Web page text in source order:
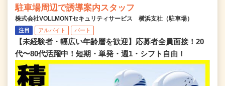
駐車場周辺で誘導案内スタッフ
株式会社VOLLMONTセキュリティサービス 横浜支社（駐車場）
注目 アルバイト パート
【未経験者・幅広い年齢層を歓迎】応募者全員面接！20
代〜80代活躍中！短期・単発・週1・シフト自由！